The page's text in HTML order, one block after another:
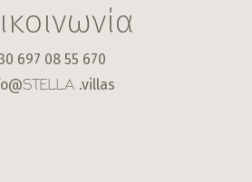
697 08 55 670
STELLA .villas